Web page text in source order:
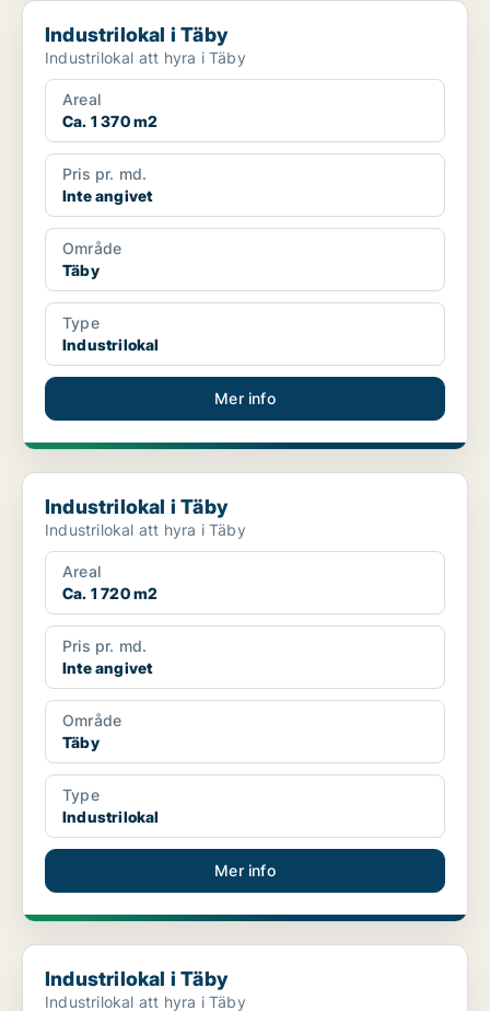
Industrilokal i Täby
Industrilokal i Täby
Industrilokal att hyra i Täby
Areal
Ca. 1 370 m2
Pris pr. md.
Inte angivet
Område
Täby
Type
Industrilokal
Mer info
Industrilokal i Täby
Industrilokal i Täby
Industrilokal att hyra i Täby
Areal
Ca. 1 720 m2
Pris pr. md.
Inte angivet
Område
Täby
Type
Industrilokal
Mer info
Industrilokal i Täby
Industrilokal i Täby
Industrilokal att hyra i Täby